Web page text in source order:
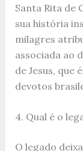
Santa Rita de
sua história
milagres
associada ao
de Jesus, que
devotos
4. Qual é o
O legado